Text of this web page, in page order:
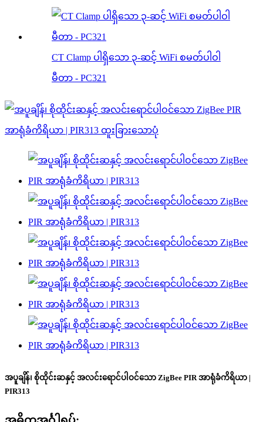
CT Clamp ပါရှိသော ၃-ဆင့် WiFi စမတ်ပါဝါ
မီတာ - PC321
အပူချိန်၊ စိုထိုင်းဆနှင့် အလင်းရောင်ပါဝင်သော ZigBee PIR အာရုံခံကိရိယာ |
PIR313